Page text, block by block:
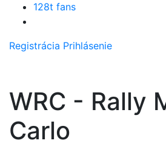
128t fans
Registrácia Prihlásenie
WRC - Rally
Carlo